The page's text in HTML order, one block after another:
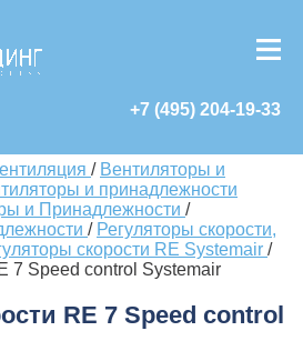
+7 (495) 204-19-33
/ Вентиляторы и
и принадлежности
и Принадлежности /
/ Регуляторы скорости,
скорости RE Systemair /
7 Speed control Systemair
RE 7 Speed control